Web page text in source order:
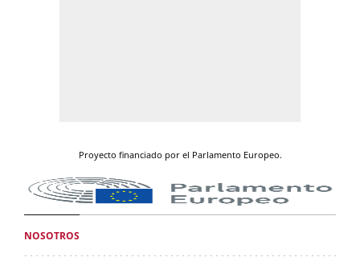
Proyecto financiado por el Parlamento Europeo.
NOSOTROS